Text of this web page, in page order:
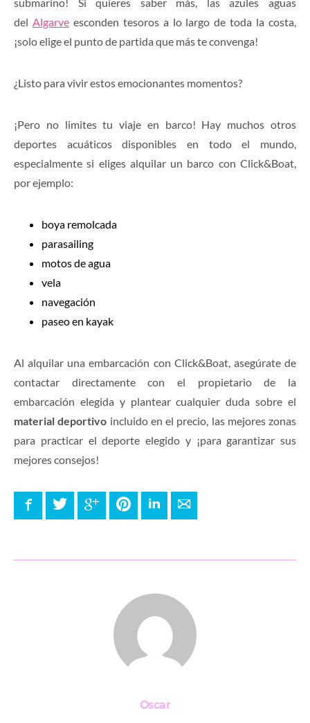
del Algarveesconden tesoros a lo largo de toda la costa,
¡solo elige el punto de partida que más te convenga!
¿Listo para vivir estos emocionantes momentos?
¡Pero no limites tu viaje en barco! Hay muchos otros
deportes acuáticos disponibles en todo el mundo,
especialmente si eliges alquilar un barco con Click&Boat,
por ejemplo:
boya remolcada
parasailing
motos de agua
vela
navegación
paseo en kayak
Al alquilar una embarcación con Click&Boat, asegúrate de
contactar directamente con el propietario de la
embarcación elegida y plantear cualquier duda sobre el
material deportivo incluido en el precio, las mejores zonas
para practicar el deporte elegido y ¡para garantizar sus
mejores consejos!
FacebookTwitter Google+ PinterestLinkedInE-mail
Oscar